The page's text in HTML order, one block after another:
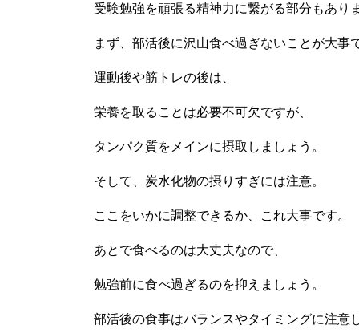
受験勉強を頑張る精神力に繋がる部分もあり
まず、部活後に沢山食べ過ぎないことが大事
運動後や筋トレの後は、
栄養を取ることは必要不可欠ですが、
タンパク質をメインに摂取しましょう。
そして、炭水化物の摂りすぎには注意。
ここをいかに調整できるか、これ大事です。
あとで食べるのは大丈夫なので、
勉強前に食べ過ぎるのを抑えましょう。
部活後の食事はバランスやタイミングに注意